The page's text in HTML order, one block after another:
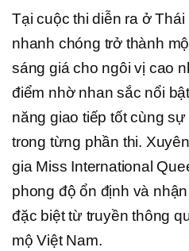
Tại cuộc thi diễn ra ở
nhanh chóng trở thành
sáng giá cho ngôi vị cao
điểm nhờ nhan sắc nổi
năng giao tiếp tốt cùng
trong từng phần thi.
gia Miss International
phong độ ổn định và
đặc biệt từ truyền thông
mộ Việt Nam.